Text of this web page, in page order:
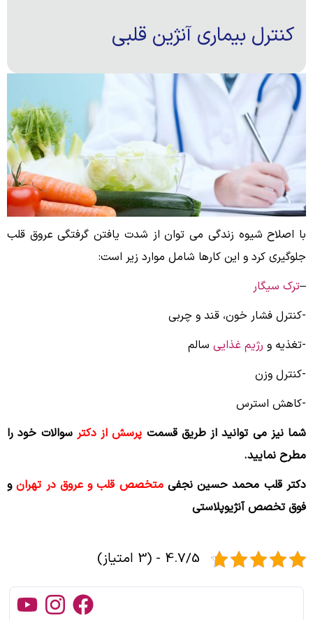
کنترل بیماری آنژین قلبی
با اصلاح شیوه زندگی می توان از شدت یافتن گرفتگی عروق قلب
جلوگیری کرد و این کارها شامل موارد زیر است:
–ترک سیگار
-کنترل فشار خون، قند و چربی
-تغذیه و رژیم غذایی سالم
-کنترل وزن
-کاهش استرس
شما نیز می توانید از طریق قسمت پرسش از دکتر سوالات خود را
مطرح نمایید.
دکتر قلب محمد حسین نجفیمتخصص قلب و عروق در تهرانو
فوق تخصص آنژیوپلاستی
4.7/5 - (3 امتیاز)